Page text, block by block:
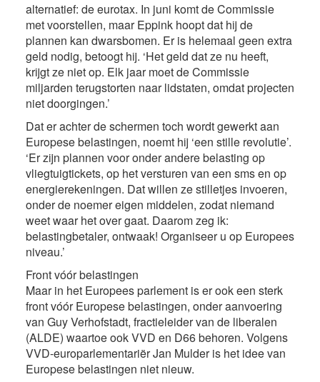
alternatief: de eurotax. In juni komt de Commissie
met voorstellen, maar Eppink hoopt dat hij de
plannen kan dwarsbomen. Er is helemaal geen extra
geld nodig, betoogt hij. ‘Het geld dat ze nu heeft,
krijgt ze niet op. Elk jaar moet de Commissie
miljarden terugstorten naar lidstaten, omdat projecten
niet doorgingen.’
Dat er achter de schermen toch wordt gewerkt aan
Europese belastingen, noemt hij ‘een stille revolutie’.
‘Er zijn plannen voor onder andere belasting op
vliegtuigtickets, op het versturen van een sms en op
energierekeningen. Dat willen ze stilletjes invoeren,
onder de noemer eigen middelen, zodat niemand
weet waar het over gaat. Daarom zeg ik:
belastingbetaler, ontwaak! Organiseer u op Europees
niveau.’
Front vóór belastingen
Maar in het Europees parlement is er ook een sterk
front vóór Europese belastingen, onder aanvoering
van Guy Verhofstadt, fractieleider van de liberalen
(ALDE) waartoe ook VVD en D66 behoren. Volgens
VVD-europarlementariër Jan Mulder is het idee van
Europese belastingen niet nieuw.